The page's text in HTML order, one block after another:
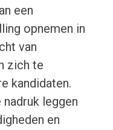
een
opnemen in
van
zich te
kandidaten.
nadruk leggen
en